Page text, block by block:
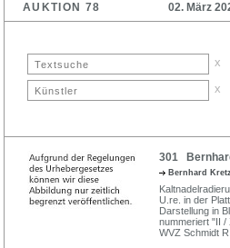
AUKTION 78 02. März
x
x
301
Bernhard
U.re. in der
Darstellung in
nummeriert "II /
WVZ Schmidt